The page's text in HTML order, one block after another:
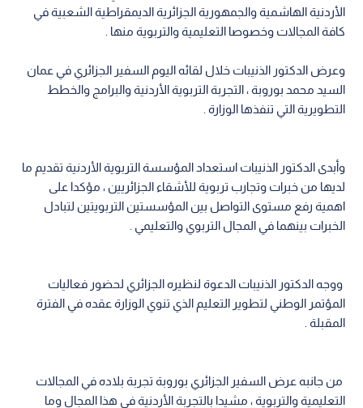
الأردنية الهاشمية والجمهورية الجزائرية الديمقراطية الشعبية في
كافة المجالات وخصوصا التعليمية والتربوية منها .
وعرض الدكتور الذنيبات خلال لقائه اليوم السفير الجزائري في عمان
السيد محمد بوروبة ، التجربة التربوية الأردنية والبرامج والخطط
التطويرية التي تنفذها الوزارة .
وأبدى الدكتور الذنيبات استعداد المؤسسة التربوية الأردنية تقديم ما
لديها من خبرات وتجارب تربوية للأشقاء الجزائريين ، مؤكدا على
اهمية رفع مستوى التواصل بين المؤسستين التربويتين لتبادل
الخبرات بينهما في المجال التربوي والتعليمي .
ووجه الدكتور الذنيبات الدعوة لنظيره الجزائري لحضور فعاليات
المؤتمر الوطني لتطوير التعليم الذي تنوي الوزارة عقده في الفترة
المقبلة .
من جانبه عرض السفير الجزائري بوروبة تجربة بلاده في المجالات
التعليمية والتربوية ، مشيدا بالتجربة الأردنية في هذا المجال وما